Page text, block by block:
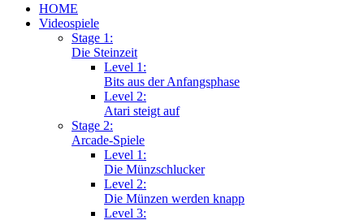
HOME
Videospiele
Stage 1:
Die Steinzeit
Level 1:
Bits aus der Anfangsphase
Level 2:
Atari steigt auf
Stage 2:
Arcade-Spiele
Level 1:
Die Münzschlucker
Level 2:
Die Münzen werden knapp
Level 3: